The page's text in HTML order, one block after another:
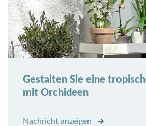
Gestalten Sie eine
mit Orchideen
Nachricht anzeigen